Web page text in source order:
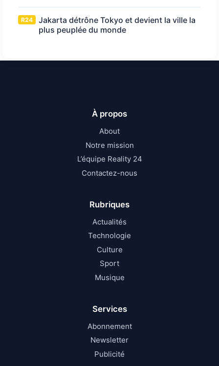
R24
Jakarta détrône Tokyo et devient la ville la
plus peuplée du monde
À propos
About
Notre mission
L’équipe Reality 24
Contactez-nous
Rubriques
Actualités
Technologie
Culture
Sport
Musique
Services
Abonnement
Newsletter
Publicité